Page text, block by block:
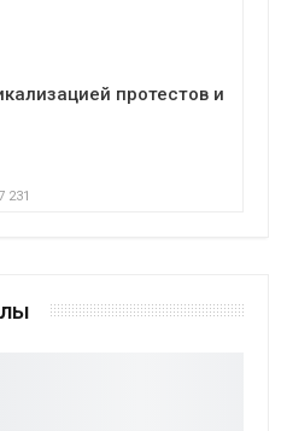
протестов и
231